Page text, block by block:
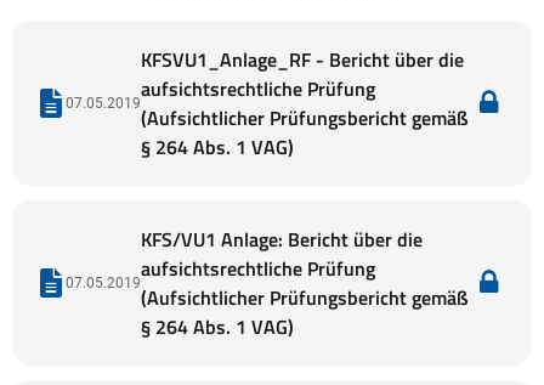
07.05.2019
KFSVU1_Anlage_RF - Bericht über die
aufsichtsrechtliche Prüfung
(Aufsichtlicher Prüfungsbericht gemäß
§ 264 Abs. 1 VAG)
07.05.2019
KFS/VU1 Anlage: Bericht über die
aufsichtsrechtliche Prüfung
(Aufsichtlicher Prüfungsbericht gemäß
§ 264 Abs. 1 VAG)